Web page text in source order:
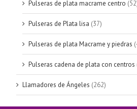
Pulseras de plata macrame centro
Pulseras de Plata lisa (37)
Pulseras de plata Macrame y piedras
Pulseras cadena de plata con centros
Llamadores de Ángeles (262)